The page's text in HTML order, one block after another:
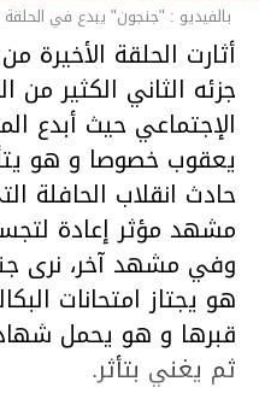
بالفيديو : "جنجون" يبدع في
أثارت الحلقة
جزئه الثاني الكثير
الإجتماعي حيث أبدع
يعقوب خصوصا و هو
حادث انقلاب الحافلة
مشهد مؤثر إعادة
وفي مشهد آخر، نرى
هو يجتاز امتحانات
قبرها و هو يحمل
ثم يغني بتأثر.